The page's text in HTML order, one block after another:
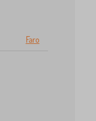
Faro